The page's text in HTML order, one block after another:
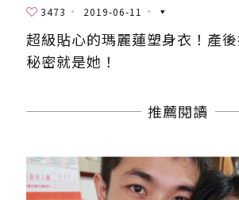
3473 2019-06-11
超級貼心的瑪麗蓮塑身衣！產
秘密就是她！
推薦閱讀